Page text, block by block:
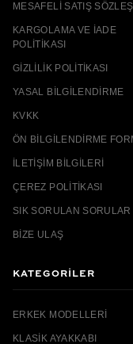
MESAFELI SATIŞ
KARGOLAMA VE İADE
POLITIKASI
GIZLILIK POLITIKASI
YASAL BILGILENDIRME
KVKK
ÖN BILGILENDIRME
İLETIŞIM BILGILERI
ÇEREZ POLITIKASI
SIK SORULAN SORULAR
BIZE ULAŞ
KATEGORİLER
ERKEK MODELLERI
KLASIK AYAKKABI